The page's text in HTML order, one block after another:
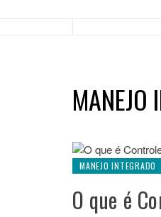
MANEJO
MANEJO INTEGRADO
O que é